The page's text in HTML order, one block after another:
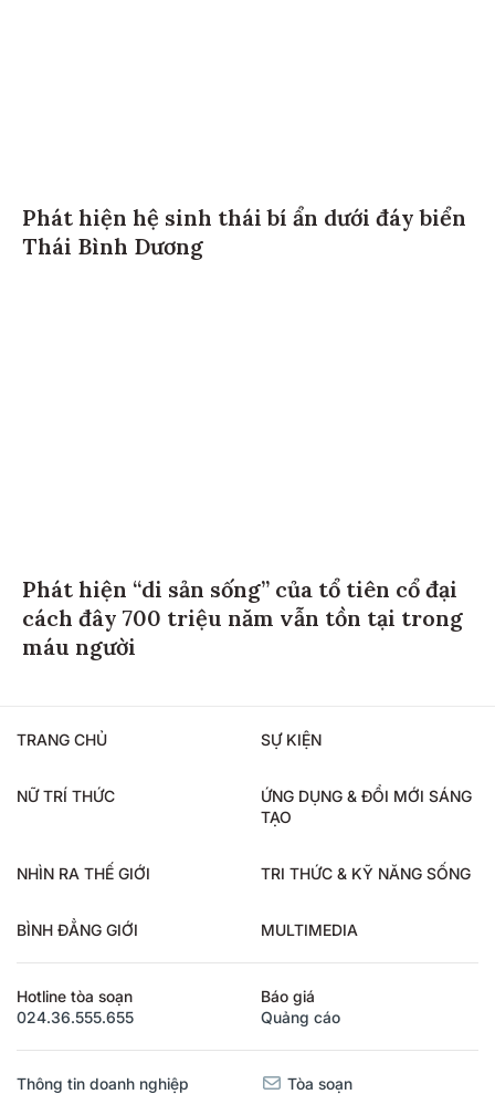
Phát hiện hệ sinh thái bí ẩn dưới đáy biển
Thái Bình Dương
Phát hiện “di sản sống” của tổ tiên cổ đại
cách đây 700 triệu năm vẫn tồn tại trong
máu người
TRANG CHỦ SỰ KIỆN
NỮ TRÍ THỨC
ỨNG DỤNG & ĐỔI MỚI SÁNG
TẠO
NHÌN RA THẾ GIỚI TRI THỨC & KỸ NĂNG SỐNG
BÌNH ĐẲNG GIỚI MULTIMEDIA
Hotline tòa soạn
024.36.555.655
Báo giá
Quảng cáo
Thông tin doanh nghiệp Tòa soạn